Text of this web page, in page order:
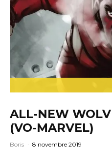
ALL-NEW
(VO-MARVEL)
Boris · 8 novembre 2019